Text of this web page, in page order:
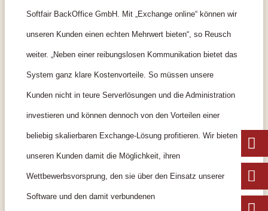
Softfair BackOffice GmbH. Mit „Exchange online“ können wir
unseren Kunden einen echten Mehrwert bieten“, so Reusch
weiter. „Neben einer reibungslosen Kommunikation bietet das
System ganz klare Kostenvorteile. So müssen unsere
Kunden nicht in teure Serverlösungen und die Administration
investieren und können dennoch von den Vorteilen einer
beliebig skalierbaren Exchange-Lösung profitieren. Wir bieten
unseren Kunden damit die Möglichkeit, ihren
Wettbewerbsvorsprung, den sie über den Einsatz unserer
Software und den damit verbundenen